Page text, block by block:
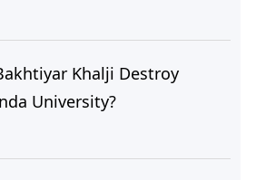
Khalji Destroy
University?